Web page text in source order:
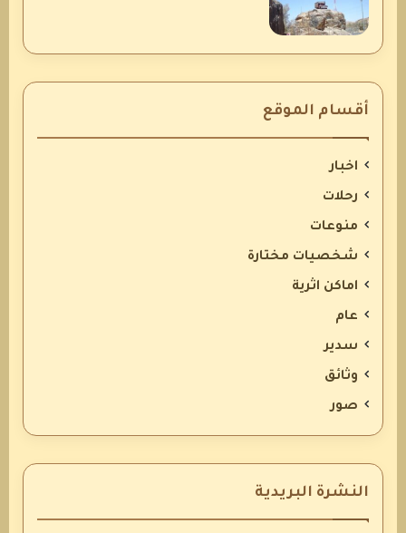
أقسام الموقع
اخبار
رحلات
منوعات
شخصيات مختارة
اماكن اثرية
عام
سدير
وثائق
صور
النشرة البريدية